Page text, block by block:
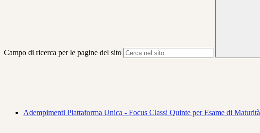
Campo di ricerca per le pagine del sito
Adempimenti Piattaforma Unica - Focus Classi Quinte per Esame di Maturità